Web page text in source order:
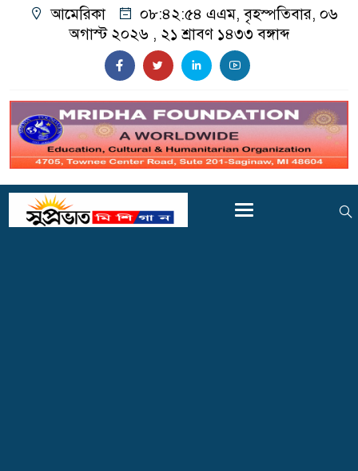
আমেরিকা ০৮:৪২:৫৬ এএম, বৃহস্পতিবার, ০৬
অগাস্ট ২০২৬ , ২১ শ্রাবণ ১৪৩৩ বঙ্গাব্দ